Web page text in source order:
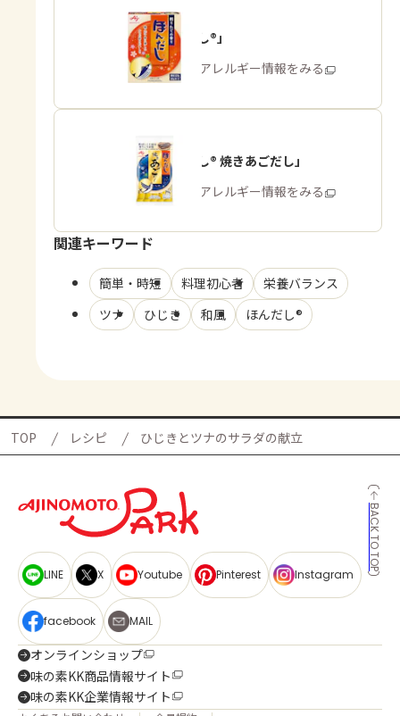
「ほんだし®」
商品・アレルギー情報をみる
「ほんだし® 焼きあごだし」
商品・アレルギー情報をみる
関連キーワード
簡単・時短 料理初心者
栄養バランス
ツナ
ひじき 和風 ほんだし®
TOP レシピ ひじきとツナのサラダの献立
BACK TO TOP
LINE X Youtube Pinterest Instagram
facebook MAIL
オンラインショップ
味の素KK商品情報サイト
味の素KK企業情報サイト